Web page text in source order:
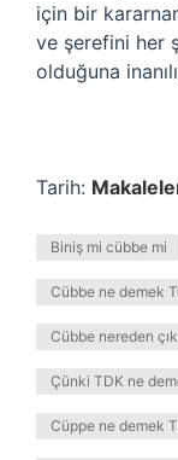
için bir
ve şerefini her
olduğuna
Tarih:
Biniş mi cübbe mi
Cübbe ne demek
Cübbe nereden
Çünki TDK ne
Cüppe ne demek